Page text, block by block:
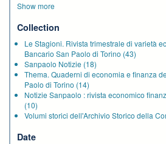
Show more
Collection
Le Stagioni. Rivista trimestrale di varietà
Bancario San Paolo di Torino (43)
Sanpaolo Notizie (18)
Thema. Quaderni di economia e finanza
Paolo di Torino (14)
Notizie Sanpaolo : rivista economico
(10)
Volumi storici dell'Archivio Storico della
Date